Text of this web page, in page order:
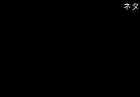
ネタ